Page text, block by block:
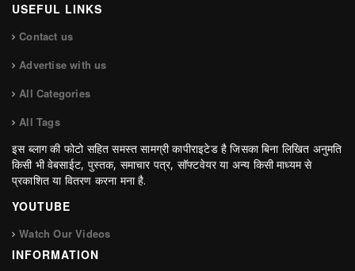
USEFUL LINKS
Contact us
Advertise with us
All Categories
All Tags
इस ब्लाग की फोटो सहित समस्त सामग्री कापीराइटेड है जिसका बिना लिखित अनुमति
किसी भी वेबसाईट, पुस्तक, समाचार पत्र, सॉफ्टवेयर या अन्य किसी माध्यम से
प्रकाशित या वितरण करना मना है.
YOUTUBE
Watch Our Videos
INFORMATION